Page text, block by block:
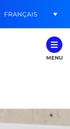
FRANÇAIS
MENU